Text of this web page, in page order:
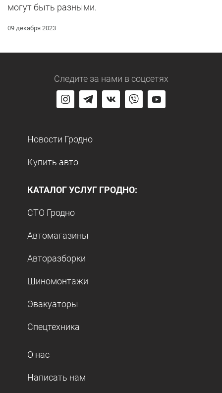
могут быть разными.
09 декабря 2023
Следите за нами в соцсетях
Новости Гродно
Купить авто
КАТАЛОГ УСЛУГ ГРОДНО:
СТО Гродно
Автомагазины
Авторазборки
Шиномонтажи
Эвакуаторы
Спецтехника
О нас
Написать нам